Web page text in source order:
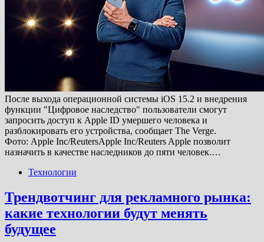
После выхода операционной системы iOS 15.2 и внедрения
функции "Цифровое наследство" пользователи смогут
запросить доступ к Apple ID умершего человека и
разблокировать его устройства, сообщает The Verge.
Фото: Apple Inc/ReutersApple Inc/Reuters Apple позволит
назначить в качестве наследников до пяти человек.…
Технологии
Трендвотчинг для рекламного рынка:
какие технологии будут менять
будущее